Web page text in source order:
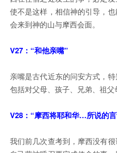
使不是这样，相信神的引导，
会来到神的山与摩西会面。
V27：“和他亲嘴”
亲嘴是古代近东的问安方式，
包括对父母、孩子、兄弟、祖父
V28：“摩西将耶和华…所说的
我们前几次查考到，摩西没有